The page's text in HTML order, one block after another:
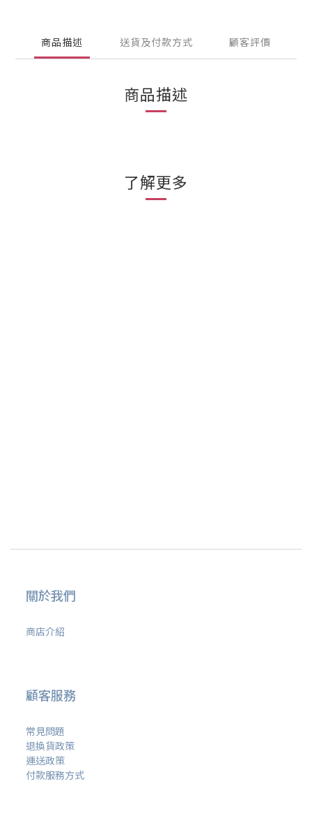
商品描述 送貨及付款方式 顧客評價
商品描述
了解更多
關於我們
商店介紹
顧客服務
常見問題
退換貨政策
運送政策
付款服務方式